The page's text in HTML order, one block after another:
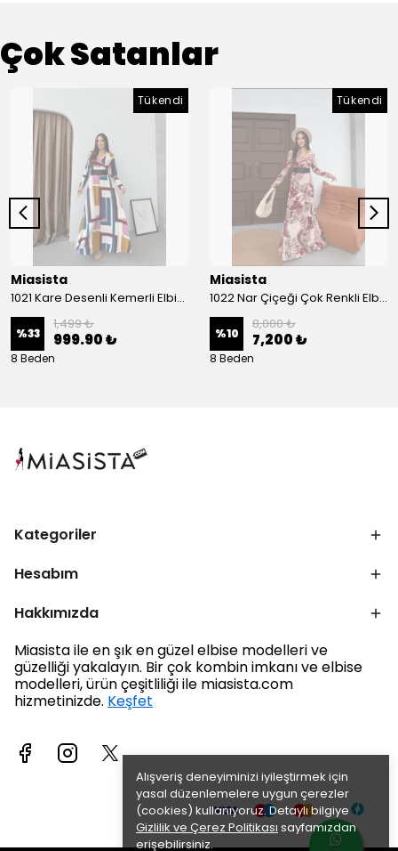
Alışveriş deneyiminizi iyileştirmek için
yasal düzenlemelere uygun çerezler
(cookies) kullanıyoruz. Detaylı bilgiye
Gizlilik ve Çerez Politikası sayfamızdan
erişebilirsiniz.
Çok Satanlar
Tükendi
Miasista
1021 Kare Desenli Kemerli Elbise
%33
1,499 ₺
999.90 ₺
8 Beden
Tükendi
Miasista
1022 Nar Çiçeği Çok Renkli Elbise
%10
8,000 ₺
7,200 ₺
8 Beden
Kategoriler
Hesabım
Hakkımızda
Miasista ile en şık en güzel elbise modelleri ve
güzelliği yakalayın. Bir çok kombin imkanı ve elbise
modelleri, ürün çeşitliliği ile miasista.com
hizmetinizde. Keşfet